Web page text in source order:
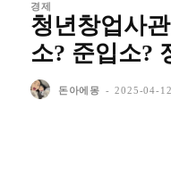
경제
청년창업사
소? 준입소?
돈아에몽 - 2025-04-12